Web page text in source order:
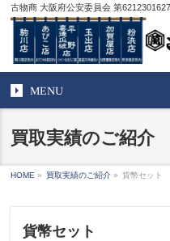
古物商 大阪府公安委員会 第
MENU
買取実績のご紹介
HOME » 買取実績のご紹介 » 貨幣セット
貨幣セット